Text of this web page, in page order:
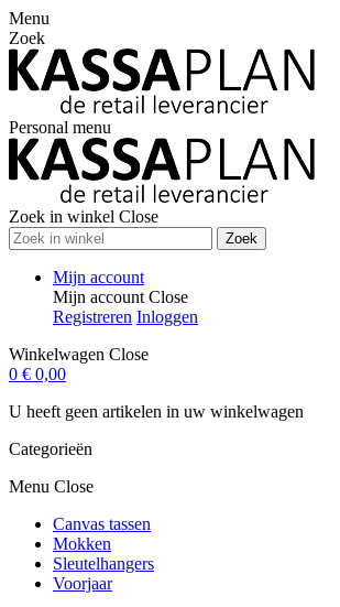
Menu
Zoek
Personal menu
Zoek in winkel Close
Zoek
Mijn account
Mijn account Close
Registreren Inloggen
Winkelwagen Close
0 € 0,00
U heeft geen artikelen in uw winkelwagen
Categorieën
Menu Close
Canvas tassen
Mokken
Sleutelhangers
Voorjaar